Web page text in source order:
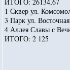
1 Сквер ул.
3 Парк ул.
4 Аллея Славы с
ИТОГО: 2 125